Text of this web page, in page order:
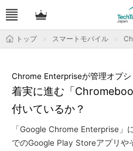
トップ スマートモバイル
着実に進む「
付いているか？
Chrome Enterpriseが管理オプシ
「Google Chrome Enterprise」
でのGoogle Play Storeアプリ